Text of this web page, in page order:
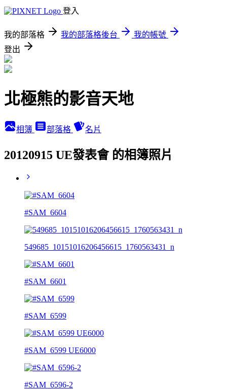
登入
我的部落格 我的部落格後台
我的帳號
登出
北極熊的影音天地
相簿 部落格 名片
20120915 UE發表會 的相簿照片
#SAM_6604
549685_10151016206456615_1760563431_n
#SAM_6601
#SAM_6599
#SAM_6599 UE6000
#SAM_6596-2